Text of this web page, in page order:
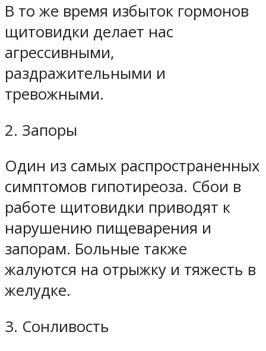
В то же время избыток гормонов
щитовидки делает нас
агрессивными,
раздражительными и
тревожными.
2. Запоры
Один из самых распространенных
симптомов гипотиреоза. Сбои в
работе щитовидки приводят к
нарушению пищеварения и
запорам. Больные также
жалуются на отрыжку и тяжесть в
желудке.
3. Сонливость